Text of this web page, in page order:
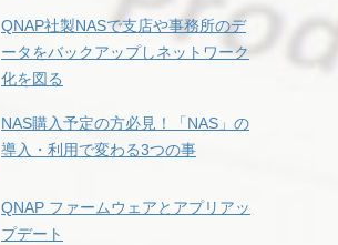
QNAP社製NASで支店や事務所のデ
ータをバックアップしネットワーク
化を図る
NAS購入予定の方必見！「NAS」の
導入・利用で変わる3つの事
QNAP ファームウェアとアプリアッ
プデート